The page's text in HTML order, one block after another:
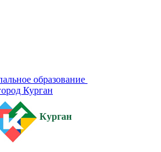
образование
Курган
Курган